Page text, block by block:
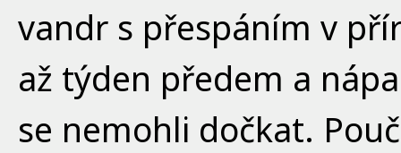
vandr s přespáním v
až týden předem a
se nemohli dočkat.